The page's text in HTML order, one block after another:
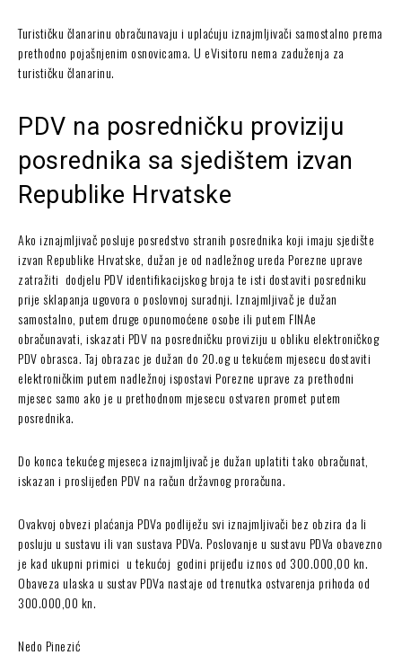
Turističku članarinu obračunavaju i uplaćuju iznajmljivači samostalno prema
prethodno pojašnjenim osnovicama. U eVisitoru nema zaduženja za
turističku članarinu.
PDV na posredničku proviziju
posrednika sa sjedištem izvan
Republike Hrvatske
Ako iznajmljivač posluje posredstvo stranih posrednika koji imaju sjedište
izvan Republike Hrvatske, dužan je od nadležnog ureda Porezne uprave
zatražiti dodjelu PDV identifikacijskog broja te isti dostaviti posredniku
prije sklapanja ugovora o poslovnoj suradnji. Iznajmljivač je dužan
samostalno, putem druge opunomoćene osobe ili putem FINAe
obračunavati, iskazati PDV na posredničku proviziju u obliku elektroničkog
PDV obrasca. Taj obrazac je dužan do 20.og u tekućem mjesecu dostaviti
elektroničkim putem nadležnoj ispostavi Porezne uprave za prethodni
mjesec samo ako je u prethodnom mjesecu ostvaren promet putem
posrednika.
Do konca tekućeg mjeseca iznajmljivač je dužan uplatiti tako obračunat,
iskazan i proslijeđen PDV na račun državnog proračuna.
Ovakvoj obvezi plaćanja PDVa podliježu svi iznajmljivači bez obzira da li
posluju u sustavu ili van sustava PDVa. Poslovanje u sustavu PDVa obavezno
je kad ukupni primici u tekućoj godini prijeđu iznos od 300.000,00 kn.
Obaveza ulaska u sustav PDVa nastaje od trenutka ostvarenja prihoda od
300.000,00 kn.
Nedo Pinezić